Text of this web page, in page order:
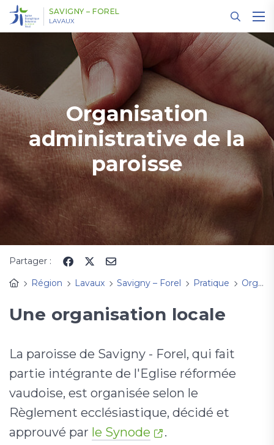
SAVIGNY – FOREL
LAVAUX
Organisation
administrative de la
paroisse
Partager :
Région
Lavaux Savigny – Forel Pratique Organisation
Une organisation locale
La paroisse de Savigny - Forel, qui fait
partie intégrante de l'Eglise réformée
vaudoise, est organisée selon le
Règlement ecclésiastique, décidé et
approuvé par le Synode .
Panneau de gestion des cookies